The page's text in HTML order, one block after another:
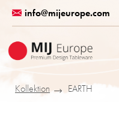
Inhalt
springen
info@mijeurope.com
Kollektion EARTH